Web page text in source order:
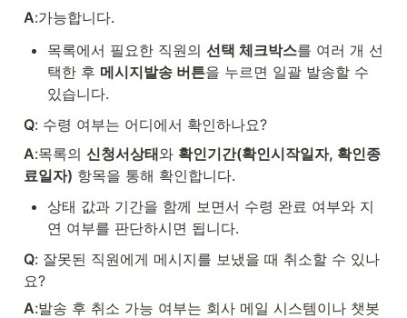
A:가능합니다.
목록에서 필요한 직원의 선택 체크박스를 여러 개 선
택한 후 메시지발송 버튼을 누르면 일괄 발송할 수
있습니다.
Q: 수령 여부는 어디에서 확인하나요?
A:목록의 신청서상태와 확인기간(확인시작일자, 확인종
료일자) 항목을 통해 확인합니다.
상태 값과 기간을 함께 보면서 수령 완료 여부와 지
연 여부를 판단하시면 됩니다.
Q: 잘못된 직원에게 메시지를 보냈을 때 취소할 수 있나
요?
A:발송 후 취소 가능 여부는 회사 메일 시스템이나 챗봇